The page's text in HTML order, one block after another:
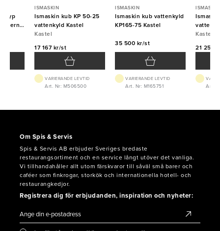
(typ
ISMASKIN
Ismaskin kub KP 50-25
vattenkyld Kastel
Kastel
17 167 kr/st
VARIERANDE LEVTID
Art. Nr: M506500
ISMASKIN
Ismaskin kub vattenkyld
KP165-75 Kastel
35 500 kr/st
VARIERANDE LEVTID
Art. Nr: M165751
ISMASKIN
Kastel
21 250
Art.
Om Spis & Servis
Spis & Servis AB erbjuder Sveriges bredaste
restaurangsortiment och en service långt utöver det vanliga.
Vi tillhandahåller allt utom färskvaror till såväl små barer och
caféer som finkrogar, storkök och internationella hotell- och
restaurangkedjor.
Registrera dig för erbjudanden, inspiration och nyheter: